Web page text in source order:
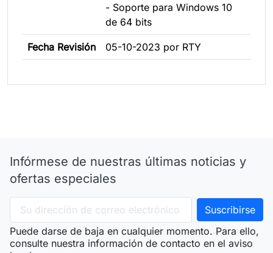
- Soporte para Windows 10
de 64 bits
Fecha Revisión 05-10-2023 por RTY
Infórmese de nuestras últimas noticias y
ofertas especiales
Puede darse de baja en cualquier momento. Para ello,
consulte nuestra información de contacto en el aviso